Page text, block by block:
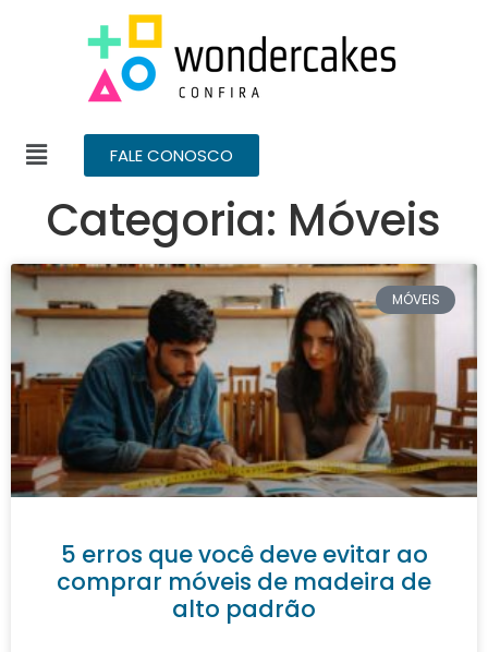
FALE CONOSCO
Categoria: Móveis
MÓVEIS
5 erros que você deve evitar ao
comprar móveis de madeira de
alto padrão